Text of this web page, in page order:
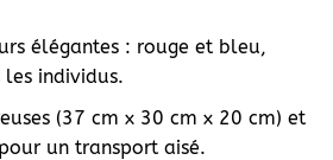
élégantes : rouge et bleu,
individus.
(37 cm x 30 cm x 20 cm) et
un transport aisé.